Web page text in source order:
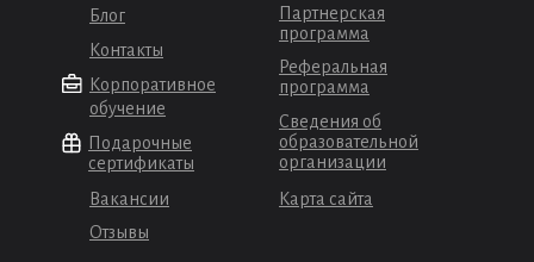
Подарочные
сертификаты
Блог
Контакты
Корпоративное
обучение
Партнерская
программа
Реферальная
программа
Сведения об
образовательной
организации
Вакансии
Карта сайта
Отзывы